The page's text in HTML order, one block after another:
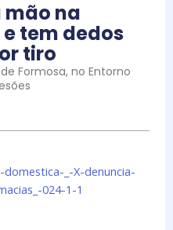
mão na
tem dedos
tiro
Formosa, no Entorno